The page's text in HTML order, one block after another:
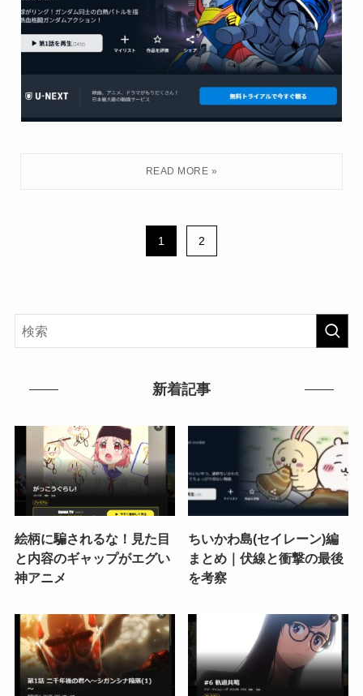
1 2
新着記事
絵柄に騙されるな！見た目
と内容のギャップがエグい
神アニメ
ちいかわ島(セイレーン)編
まとめ｜伏線と衝撃の最後
を考察